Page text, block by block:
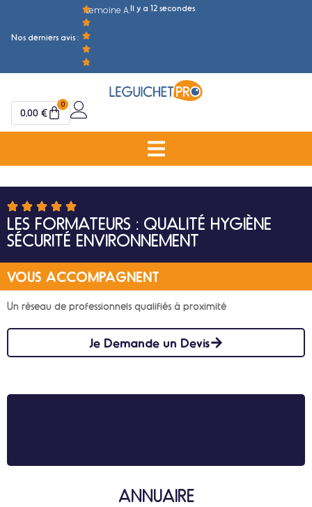
Nos derniers avis :
Lemoine A.Il y a 12 secondes
0,00 €
0
LES FORMATEURS : QUALITÉ HYGIÈNE
SÉCURITÉ ENVIRONNEMENT
VOUS ACCOMPAGNENT
Un réseau de professionnels qualifiés à proximité
ANNUAIRE
Je Demande un Devis